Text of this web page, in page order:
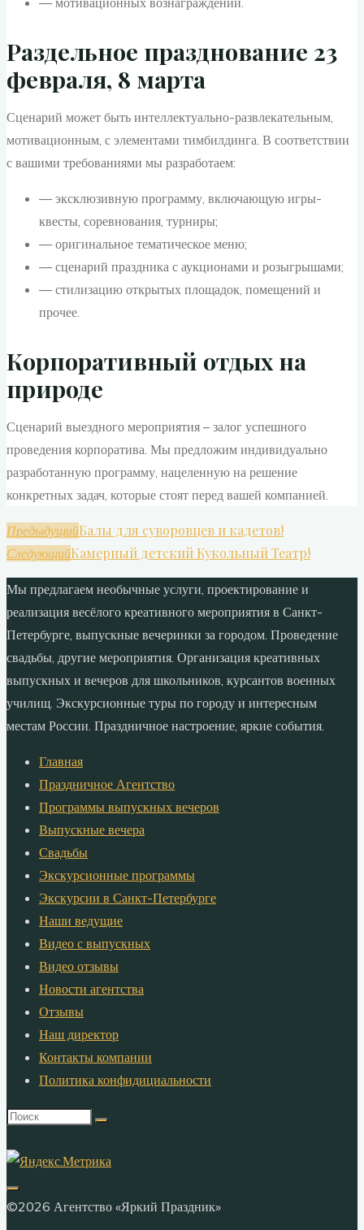
Раздельное празднование 23
февраля, 8 марта
Сценарий может быть интеллектуально-развлекательным,
мотивационным, с элементами тимбилдинга. В соответствии
с вашими требованиями мы разработаем:
— эксклюзивную программу, включающую игры-
квесты, соревнования, турниры;
— оригинальное тематическое меню;
— сценарий праздника с аукционами и розыгрышами;
— стилизацию открытых площадок, помещений и
прочее.
Корпоративный отдых на
природе
Сценарий выездного мероприятия – залог успешного
проведения корпоратива. Мы предложим индивидуально
разработанную программу, нацеленную на решение
конкретных задач, которые стоят перед вашей компанией.
ПредыдущийБалы для суворовцев и кадетов!
СледующийКамерный детский Кукольный Театр!
Мы предлагаем необычные услуги, проектирование и
реализация весёлого креативного мероприятия в Санкт-
Петербурге, выпускные вечеринки за городом. Проведение
свадьбы, другие мероприятия. Организация креативных
выпускных и вечеров для школьников, курсантов военных
училищ. Экскурсионные туры по городу и интересным
местам России. Праздничное настроение, яркие события.
Главная
Праздничное Агентство
Программы выпускных вечеров
Выпускные вечера
Свадьбы
Экскурсионные программы
Экскурсии в Санкт-Петербурге
Наши ведущие
Видео с выпускных
Видео отзывы
Новости агентства
Отзывы
Наш директор
Контакты компании
Политика конфидициальности
Что
©2026 Агентство «Яркий Праздник»